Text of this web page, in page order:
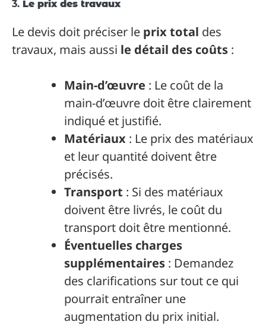
3. Le prix des travaux
Le devis doit préciser le prix total des
travaux, mais aussi le détail des coûts :
Main-d’œuvre : Le coût de la
main-d’œuvre doit être clairement
indiqué et justifié.
Matériaux : Le prix des matériaux
et leur quantité doivent être
précisés.
Transport : Si des matériaux
doivent être livrés, le coût du
transport doit être mentionné.
Éventuelles charges
supplémentaires : Demandez
des clarifications sur tout ce qui
pourrait entraîner une
augmentation du prix initial.